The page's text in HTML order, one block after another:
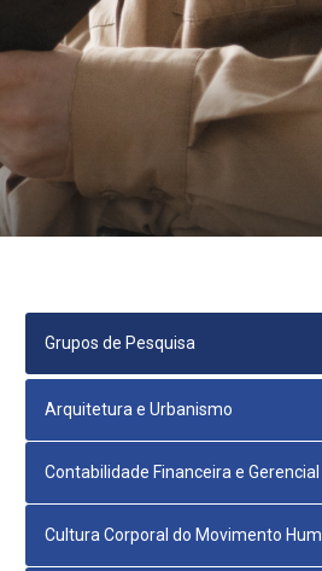
Grupos de Pesquisa
Arquitetura e Urbanismo
Contabilidade Financeira e Gerencial
Cultura Corporal do Movimento